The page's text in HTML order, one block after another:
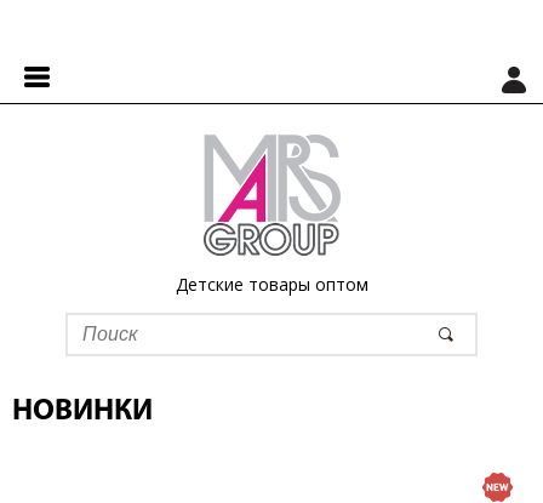
Детские товары оптом
НОВИНКИ